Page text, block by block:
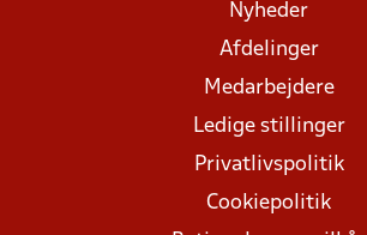
Nyheder
Afdelinger
Medarbejdere
Ledige stillinger
Privatlivspolitik
Cookiepolitik